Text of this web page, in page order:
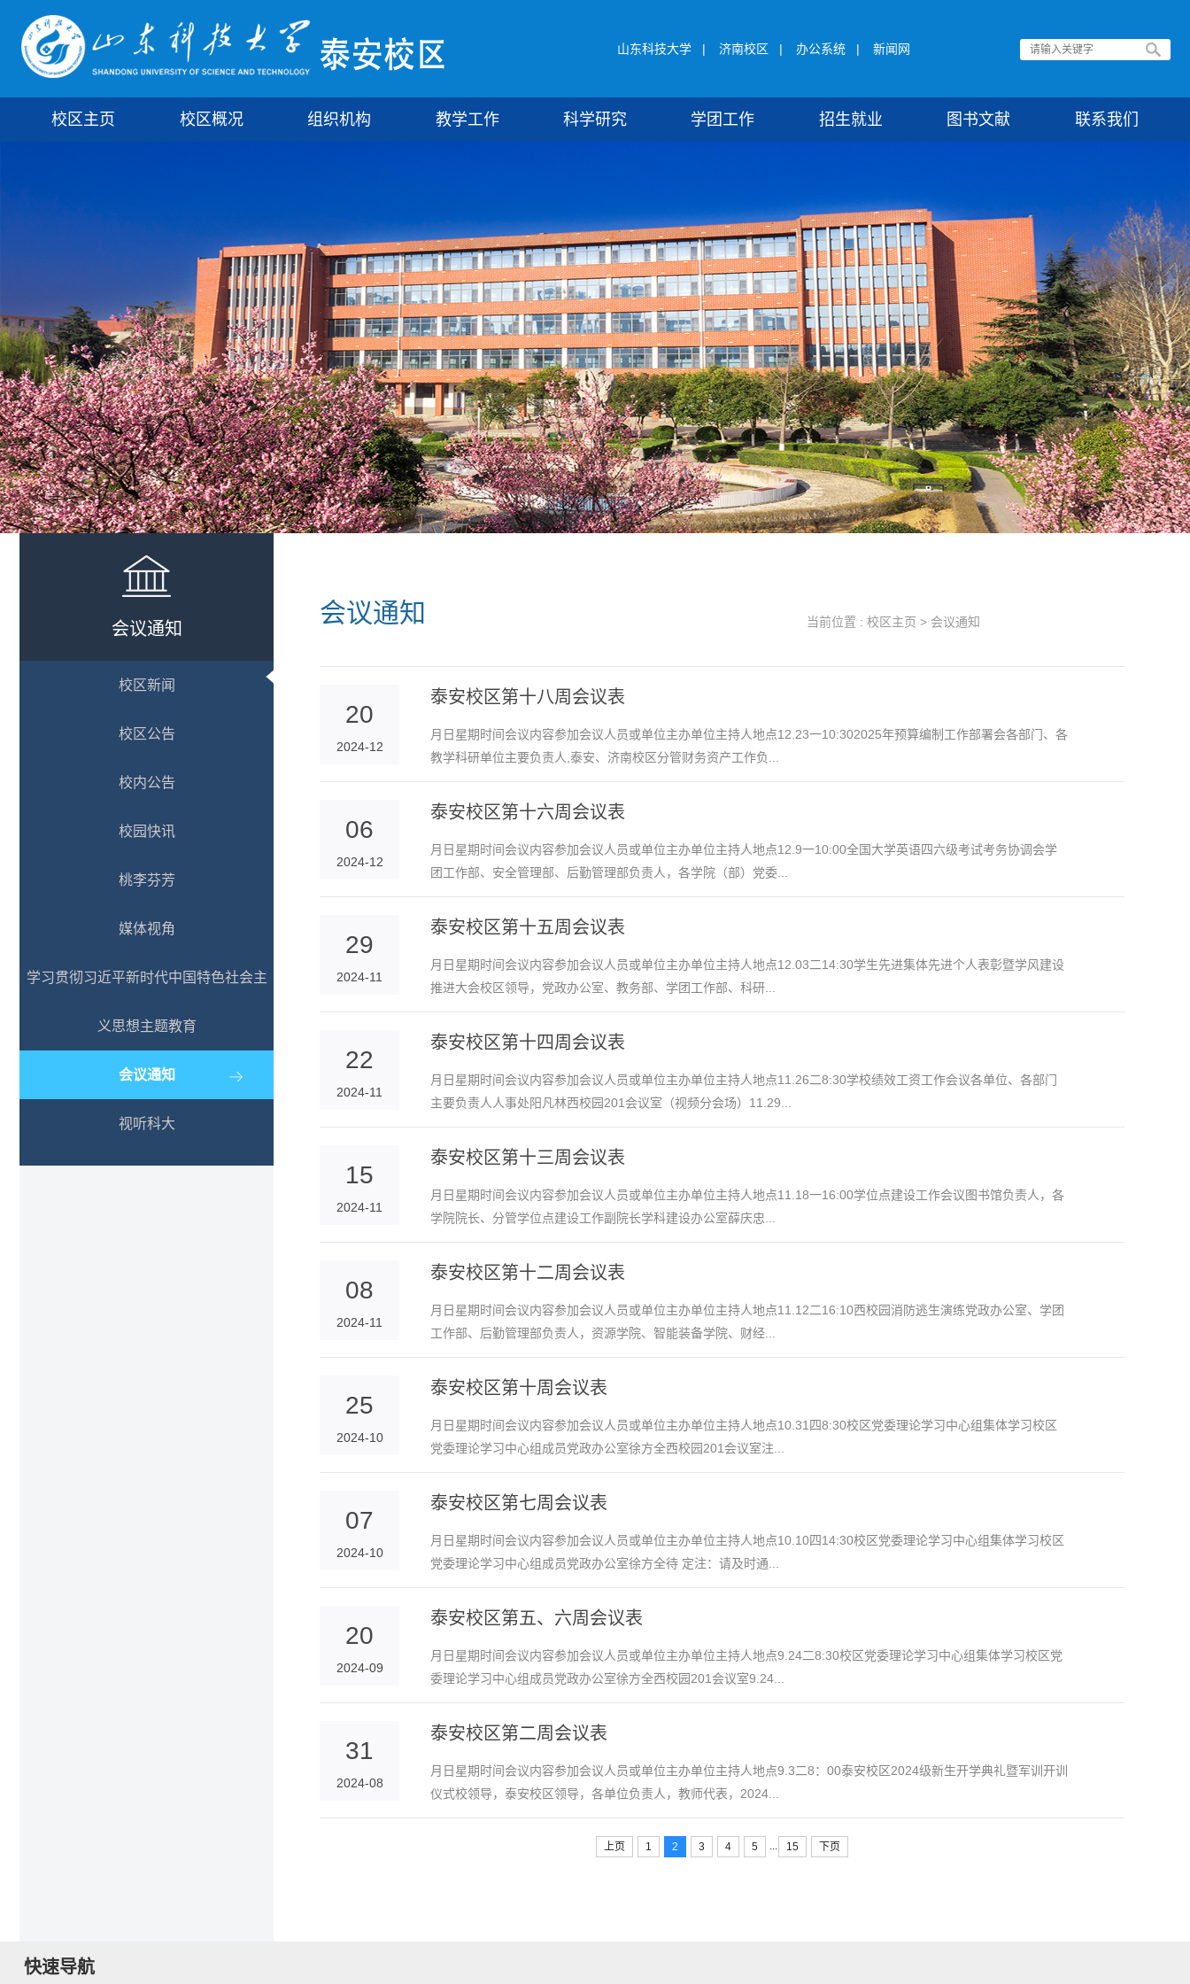
山东科技大学 | 济南校区 | 办公系统 | 新闻网
校区主页 校区概况 组织机构 教学工作 科学研究 学团工作 招生就业 图书文献 联系我们
会议通知
校区新闻
校区公告
校内公告
校园快讯
桃李芬芳
媒体视角
学习贯彻习近平新时代中国特色社会主
义思想主题教育
会议通知
视听科大
会议通知 当前位置 : 校区主页 > 会议通知
20
2024-12
泰安校区第十八周会议表
月日星期时间会议内容参加会议人员或单位主办单位主持人地点12.23一10:302025年预算编制工作部署会各部门、各
教学科研单位主要负责人,泰安、济南校区分管财务资产工作负...
06
2024-12
泰安校区第十六周会议表
月日星期时间会议内容参加会议人员或单位主办单位主持人地点12.9一10:00全国大学英语四六级考试考务协调会学
团工作部、安全管理部、后勤管理部负责人，各学院（部）党委...
29
2024-11
泰安校区第十五周会议表
月日星期时间会议内容参加会议人员或单位主办单位主持人地点12.03二14:30学生先进集体先进个人表彰暨学风建设
推进大会校区领导，党政办公室、教务部、学团工作部、科研...
22
2024-11
泰安校区第十四周会议表
月日星期时间会议内容参加会议人员或单位主办单位主持人地点11.26二8:30学校绩效工资工作会议各单位、各部门
主要负责人人事处阳凡林西校园201会议室（视频分会场）11.29...
15
2024-11
泰安校区第十三周会议表
月日星期时间会议内容参加会议人员或单位主办单位主持人地点11.18一16:00学位点建设工作会议图书馆负责人，各
学院院长、分管学位点建设工作副院长学科建设办公室薛庆忠...
08
2024-11
泰安校区第十二周会议表
月日星期时间会议内容参加会议人员或单位主办单位主持人地点11.12二16:10西校园消防逃生演练党政办公室、学团
工作部、后勤管理部负责人，资源学院、智能装备学院、财经...
25
2024-10
泰安校区第十周会议表
月日星期时间会议内容参加会议人员或单位主办单位主持人地点10.31四8:30校区党委理论学习中心组集体学习校区
党委理论学习中心组成员党政办公室徐方全西校园201会议室注...
07
2024-10
泰安校区第七周会议表
月日星期时间会议内容参加会议人员或单位主办单位主持人地点10.10四14:30校区党委理论学习中心组集体学习校区
党委理论学习中心组成员党政办公室徐方全待 定注：请及时通...
20
2024-09
泰安校区第五、六周会议表
月日星期时间会议内容参加会议人员或单位主办单位主持人地点9.24二8:30校区党委理论学习中心组集体学习校区党
委理论学习中心组成员党政办公室徐方全西校园201会议室9.24...
31
2024-08
泰安校区第二周会议表
月日星期时间会议内容参加会议人员或单位主办单位主持人地点9.3二8：00泰安校区2024级新生开学典礼暨军训开训
仪式校领导，泰安校区领导，各单位负责人，教师代表，2024...
上页 1 2 3 4 5 ... 15 下页
快速导航